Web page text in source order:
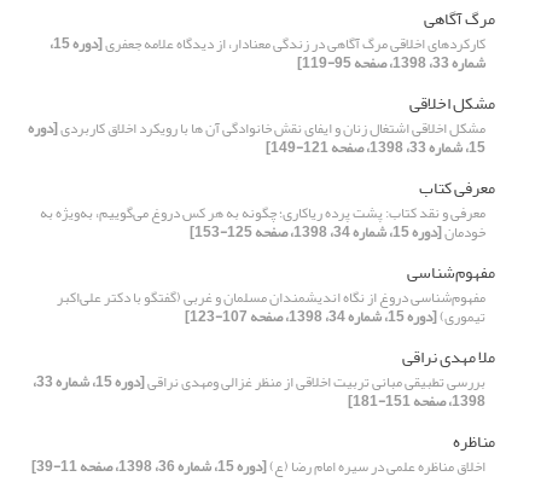
مرگ آگاهی
کارکردهای اخلاقی مرگ آگاهی در زندگی معنادار، از دیدگاه علامه جعفری [دوره 15،
شماره 33، 1398، صفحه 95-119]
مشکل اخلاقی
مشکل اخلاقی اشتغال زنان و ایفای نقش خانوادگی آن ها با رویکرد اخلاق کاربردی[دوره
15، شماره 33، 1398، صفحه 121-149]
معرفی کتاب
معرفی و نقد کتاب: پشت پرده ریاکاری؛ چگونه به هر کس دروغ می‌گوییم، به‌ویژه به
خودمان[دوره 15، شماره 34، 1398، صفحه 125-153]
مفهوم‌شناسی
مفهوم‌شناسی دروغ از نگاه اندیشمندان مسلمان و غربی (گفتگو با دکتر علی‌اکبر
تیموری)[دوره 15، شماره 34، 1398، صفحه 107-123]
ملا مهدی نراقی
بررسی تطبیقی مبانی تربیت اخلاقی از منظر غزالی ومهدی نراقی [دوره 15، شماره 33،
1398، صفحه 151-181]
مناظره
اخلاق مناظره علمی در سیره امام رضا (ع)[دوره 15، شماره 36، 1398، صفحه 11-39]